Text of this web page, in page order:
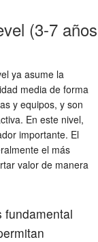
(3-7 años
ya asume la
media de forma
y equipos, y son
En este nivel,
importante. El
el más
valor de manera
fundamental